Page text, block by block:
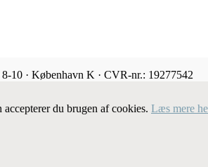
10 · København K · CVR-nr.: 19277542
du brugen af cookies. Læs mere